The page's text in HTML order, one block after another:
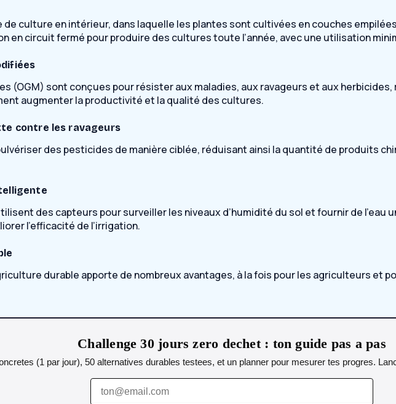
culture en intérieur, dans laquelle les plantes sont cultivées en couches
en circuit fermé pour produire des cultures toute l’année, avec une utilisation
(OGM) sont conçues pour résister aux maladies, aux ravageurs et aux
augmenter la productivité et la qualité des cultures.
contre les ravageurs
des pesticides de manière ciblée, réduisant ainsi la quantité de produits
des capteurs pour surveiller les niveaux d’humidité du sol et fournir de l’eau
l’efficacité de l’irrigation.
durable apporte de nombreux avantages, à la fois pour les agriculteurs et
Challenge 30 jours zero dechet : ton guide pas a pas
(1 par jour), 50 alternatives durables testees, et un planner pour mesurer tes progres.